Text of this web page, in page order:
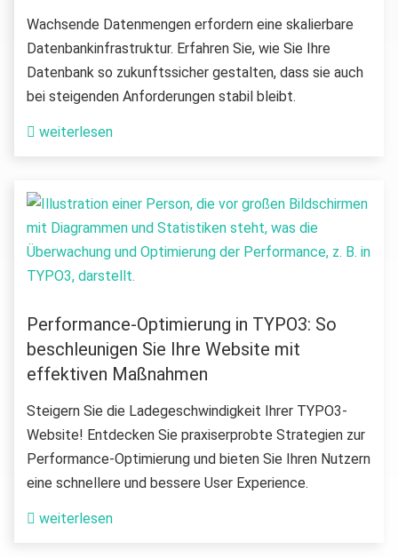
Wachsende Datenmengen erfordern eine skalierbare
Datenbankinfrastruktur. Erfahren Sie, wie Sie Ihre
Datenbank so zukunftssicher gestalten, dass sie auch
bei steigenden Anforderungen stabil bleibt.
weiterlesen
Performance-Optimierung in TYPO3: So
beschleunigen Sie Ihre Website mit
effektiven Maßnahmen
Steigern Sie die Ladegeschwindigkeit Ihrer TYPO3-
Website! Entdecken Sie praxiserprobte Strategien zur
Performance-Optimierung und bieten Sie Ihren Nutzern
eine schnellere und bessere User Experience.
weiterlesen